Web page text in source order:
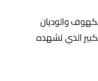
والوديان
الذي تشهده